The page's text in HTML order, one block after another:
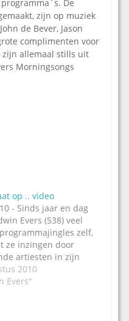
De
zijn op muziek
de Bever, Jason
complimenten voor
zijn allemaal stills uit
Morningsongs
op .. video
- Sinds jaar en dag
Evers (538) veel
zelf,
ze inzingen door
artiesten in zijn
Vandaag heeft hij
online gezet over de
2010
Evers"